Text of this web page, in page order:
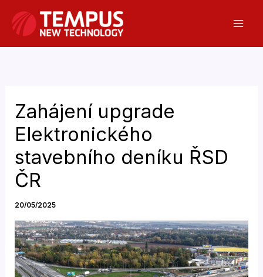
obsah
Zahájení upgrade
Elektronického
stavebního deníku ŘSD
ČR
20/05/2025